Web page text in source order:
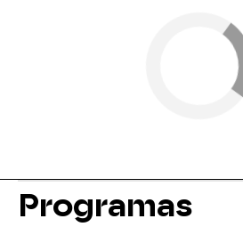
Programas